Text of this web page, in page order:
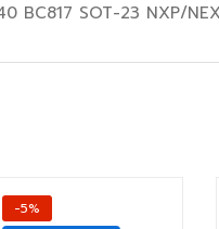
BC817 SOT-23 NXP/
-5%